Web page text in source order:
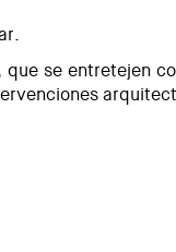
se entretejen